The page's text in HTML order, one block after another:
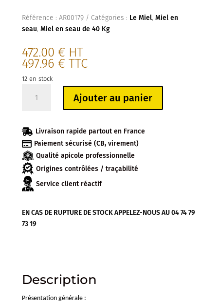
Référence : AR00179 Catégories : Le Miel, Miel en
seau, Miel en seau de 40 Kg
472.00 € HT
497.96 € TTC
12 en stock
MIEL
ARBOUSIER
(11.80€/KG)
Ajouter au panier
 Livraison rapide partout en France
 Paiement sécurisé (CB, virement)
Qualité apicole professionnelle
Origines contrôlées / traçabilité
Service client réactif
EN CAS DE RUPTURE DE STOCK APPELEZ-NOUS AU 04 74 79
73 19
Description
Présentation générale :